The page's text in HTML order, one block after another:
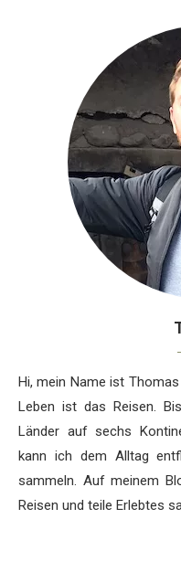
Hi, mein Name ist
Leben ist das Reisen.
Länder auf sechs
kann ich dem Alltag
sammeln. Auf meinem
Reisen und teile Erlebtes